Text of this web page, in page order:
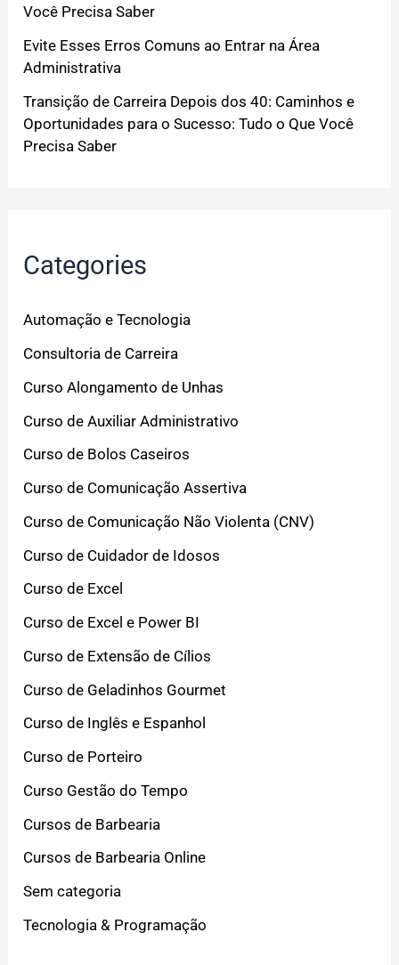
Você Precisa Saber
Evite Esses Erros Comuns ao Entrar na Área
Administrativa
Transição de Carreira Depois dos 40: Caminhos e
Oportunidades para o Sucesso: Tudo o Que Você
Precisa Saber
Categories
Automação e Tecnologia
Consultoria de Carreira
Curso Alongamento de Unhas
Curso de Auxiliar Administrativo
Curso de Bolos Caseiros
Curso de Comunicação Assertiva
Curso de Comunicação Não Violenta (CNV)
Curso de Cuidador de Idosos
Curso de Excel
Curso de Excel e Power BI
Curso de Extensão de Cílios
Curso de Geladinhos Gourmet
Curso de Inglês e Espanhol
Curso de Porteiro
Curso Gestão do Tempo
Cursos de Barbearia
Cursos de Barbearia Online
Sem categoria
Tecnologia & Programação